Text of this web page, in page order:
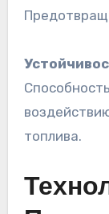
топлива.